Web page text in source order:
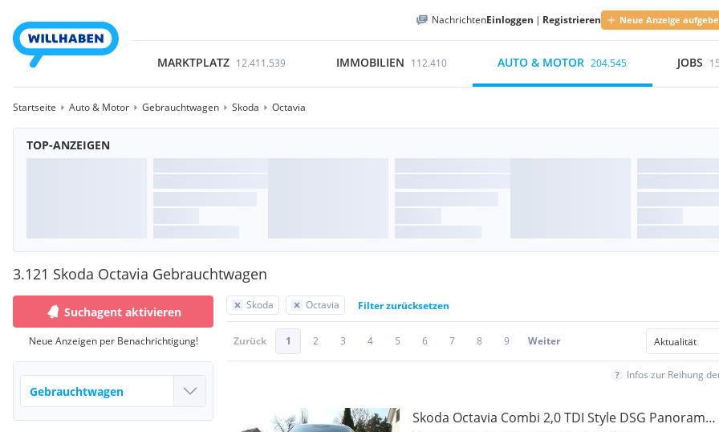
NachrichtenEinloggen | Registrieren Neue Anzeige
MARKTPLATZ 12.411.539 IMMOBILIEN 112.410 AUTO & MOTOR 204.545 JOBS
Startseite Auto & Motor Gebrauchtwagen Skoda Octavia
TOP-ANZEIGEN
3.121 Skoda Octavia Gebrauchtwagen
Skoda Octavia Filter zurücksetzen
Zurück 1 2 3 4 5 6 7 8 9 Weiter
Infos zur Reihung
Skoda Octavia Combi 2,0 TDI Style DSG Panorama
Suchagent aktivieren
Neue Anzeigen per Benachrichtigung!